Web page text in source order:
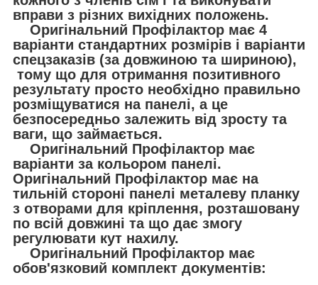
вправи з різних вихідних положень.
Оригінальний Профілактор має 4
варіанти стандартних розмірів і варіанти
спецзаказів (за довжиною та шириною),
тому що для отримання позитивного
результату просто необхідно правильно
розміщуватися на панелі, а це
безпосередньо залежить від зросту та
ваги, що займається.
Оригінальний Профілактор має
варіанти за кольором панелі.
Оригінальний Профілактор має на
тильній стороні панелі металеву планку
з отворами для кріплення, розташовану
по всій довжині та що дає змогу
регулювати кут нахилу.
Оригінальний Профілактор має
обов'язковий комплект документів: